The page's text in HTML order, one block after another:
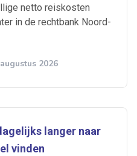
netto reiskosten
in de rechtbank Noord-
2026
langer naar
vinden